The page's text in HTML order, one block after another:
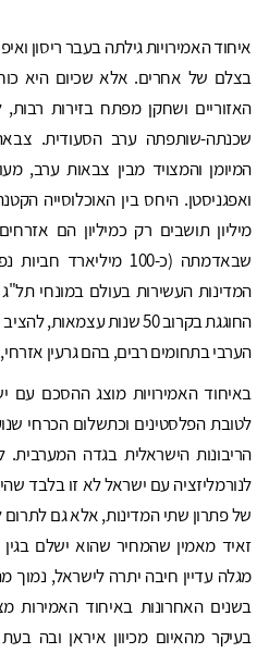
איחוד האמירויות גילתה בעבר ריסון
בצלם של אחרים. אלא שכיום היא כוח
האזוריים ושחקן מפתח בזירות
שכנתה-שותפתה ערב הסעודית.
המיומן והמצויד מבין צבאות ערב,
מיליון תושבים רק כמיליון הם
שבאדמתה (כ-100
המדינות העשירות בעולם במונחי
החוגגת בקרוב 50 שנות
הערבי בתחומים רבים, בהם גרעין
באיחוד האמירויות מוצג ההסכם עם
לטובת הפלסטינים וכתשלום הכרחי
הריבונות הישראלית בגדה המערבית.
לנורמליזציה עם ישראל לא זו בלבד
של פתרון שתי המדינות, אלא גם לתרום
זאיד מאמין שהמחיר שהוא ישלם
מגלה עדיין חיבה יתרה לישראל, נמוך
בשנים האחרונות באיחוד האמירות
בעיקר מהאיום מכיוון איראן ובה